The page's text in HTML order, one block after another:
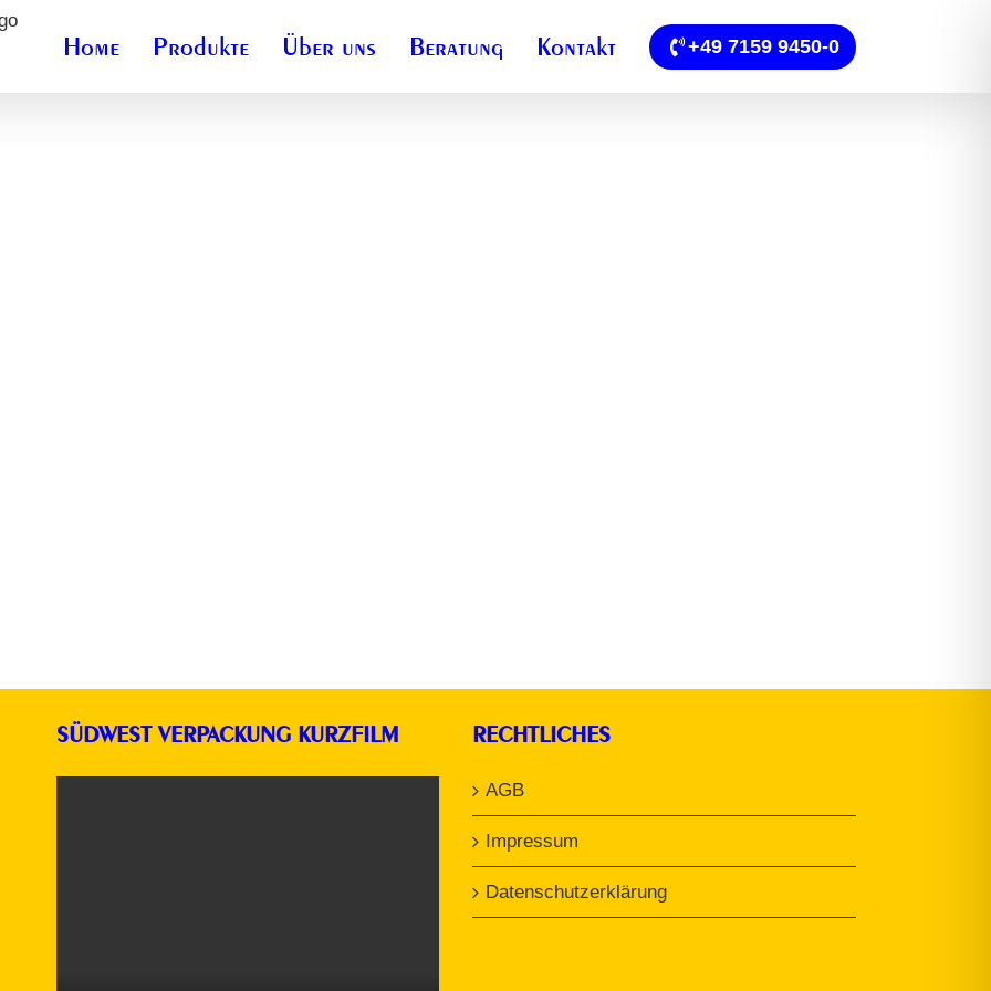
Home Produkte Über uns Beratung Kontakt +49 7159 9450-0
SÜDWEST VERPACKUNG KURZFILM RECHTLICHES
AGB
Impressum
Datenschutzerklärung